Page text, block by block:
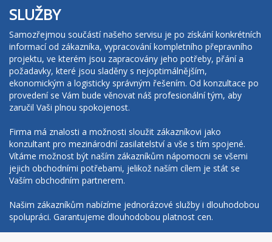
SLUŽBY
Samozřejmou součástí našeho servisu je po získání konkrétních
informací od zákazníka, vypracování kompletního přepravního
projektu, ve kterém jsou zapracovány jeho potřeby, přání a
požadavky, které jsou sladěny s nejoptimálnějším,
ekonomickým a logisticky správným řešením. Od konzultace po
provedení se Vám bude věnovat náš profesionální tým, aby
zaručil Vaši plnou spokojenost.
Firma má znalosti a možnosti sloužit zákazníkovi jako
konzultant pro mezinárodní zasilatelství a vše s tím spojené.
Vítáme možnost být naším zákazníkům nápomocni se všemi
jejich obchodními potřebami, jelikož naším cílem je stát se
Vaším obchodním partnerem.
Našim zákazníkům nabízíme jednorázové služby i dlouhodobou
spolupráci. Garantujeme dlouhodobou platnost cen.